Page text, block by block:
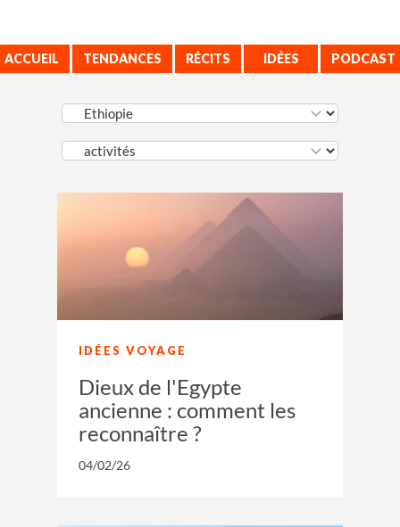
ACCUEIL TENDANCES RÉCITS
IDÉES
PODCAST
IDÉES VOYAGE
Dieux de l'Egypte
ancienne : comment les
reconnaître ?
04/02/26